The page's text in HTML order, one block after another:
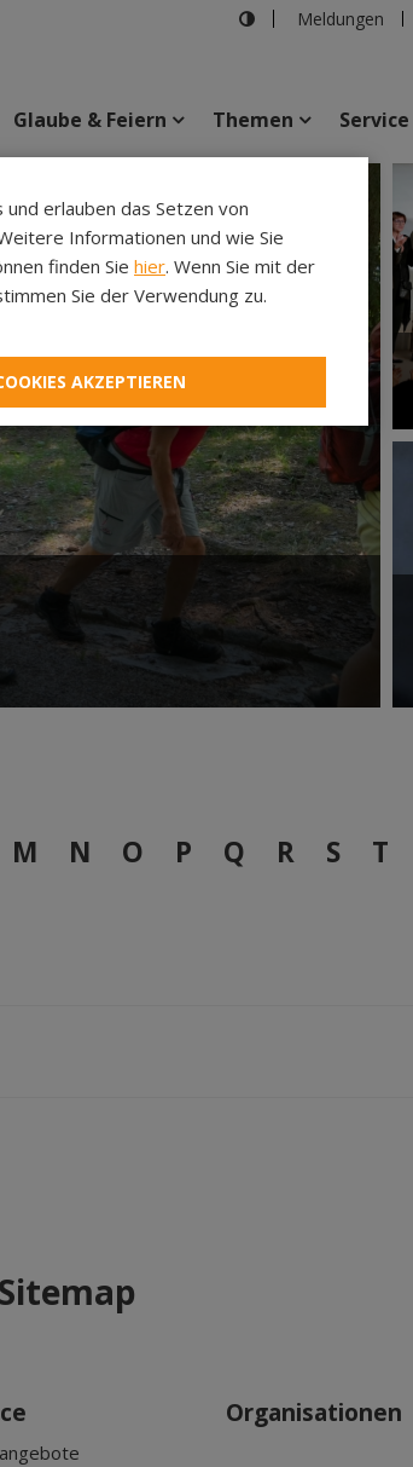
Meldungen
Veranstaltungen
Glaube & Feiern Themen Service
M N O P Q R S T
Sitemap
Organisationen
erlauben das Setzen von
Informationen und wie Sie
finden Sie hier. Wenn Sie mit der
Sie der Verwendung zu.
AKZEPTIEREN